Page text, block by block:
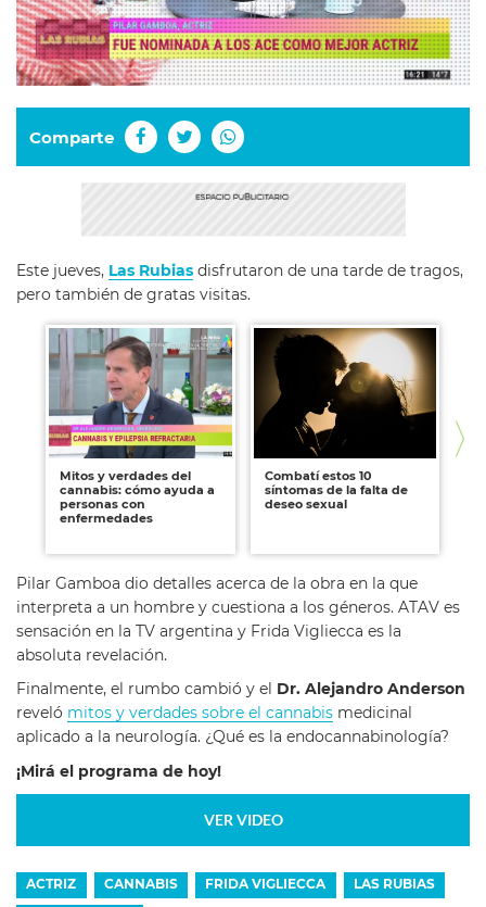
Comparte
Este jueves, Las Rubias disfrutaron de una tarde de tragos,
pero también de gratas visitas.
Mitos y verdades del
cannabis: cómo ayuda a
personas con
enfermedades
Combatí estos 10
síntomas de la falta de
deseo sexual
Pilar Gamboa dio detalles acerca de la obra en la que
interpreta a un hombre y cuestiona a los géneros. ATAV es
sensación en la TV argentina y Frida Vigliecca es la
absoluta revelación.
Finalmente, el rumbo cambió y el Dr. Alejandro Anderson
reveló mitos y verdades sobre el cannabis medicinal
aplicado a la neurología. ¿Qué es la endocannabinología?
¡Mirá el programa de hoy!
VER VIDEO
ACTRIZ CANNABIS FRIDA VIGLIECCA LAS RUBIAS